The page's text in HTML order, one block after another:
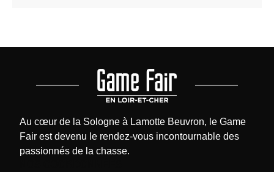
Au cœur de la Sologne à Lamotte Beuvron, le Game
Fair est devenu le rendez-vous incontournable des
passionnés de la chasse.